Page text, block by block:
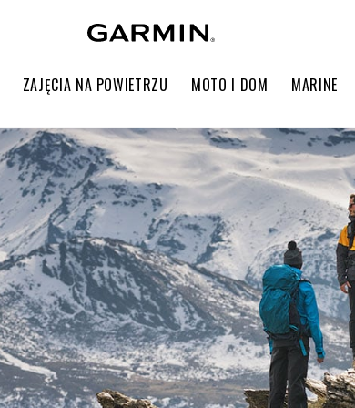
ZAJĘCIA NA POWIETRZU MOTO I DOM MARINE